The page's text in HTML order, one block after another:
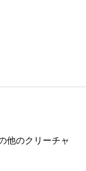
他のクリーチャ